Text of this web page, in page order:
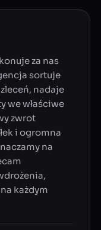
za nas
sortuje
nadaje
we właściwe
zwrot
i ogromna
na
każdym